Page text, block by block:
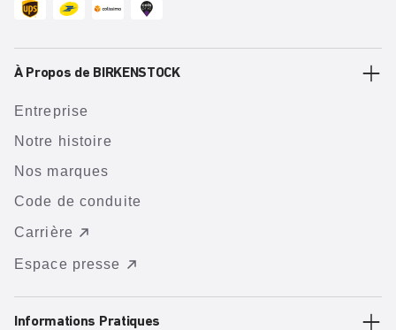
À Propos de BIRKENSTOCK
Entreprise
Notre histoire
Nos marques
Code de conduite
Carrière
Espace presse
Informations Pratiques